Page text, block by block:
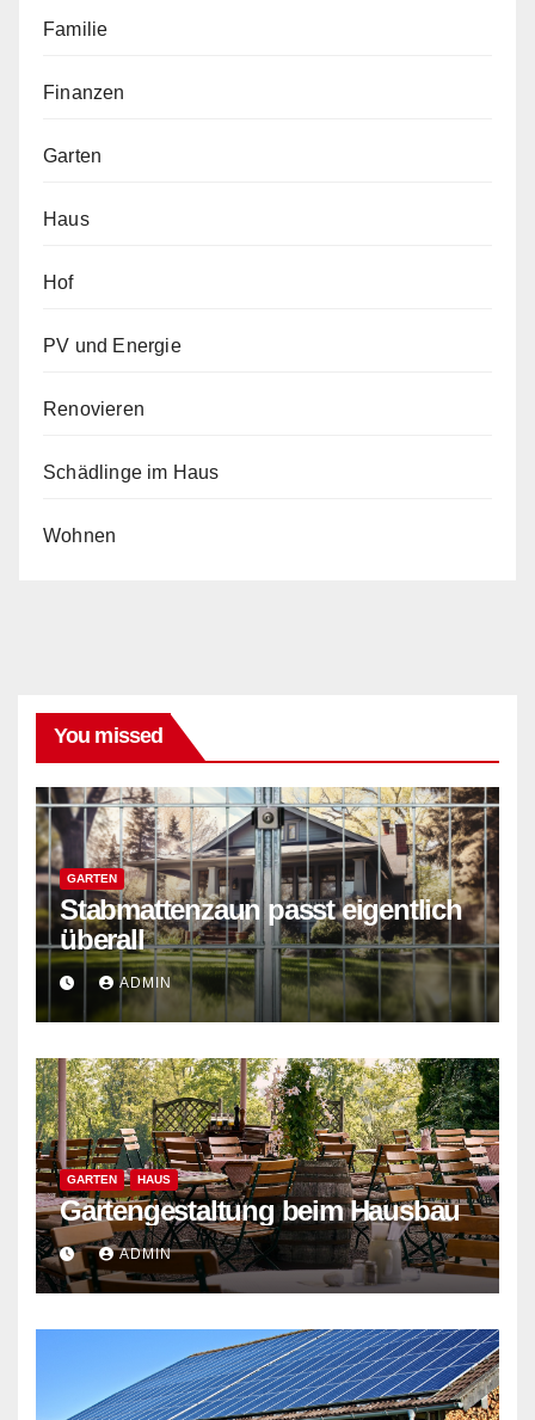
Familie
Finanzen
Garten
Haus
Hof
PV und Energie
Renovieren
Schädlinge im Haus
Wohnen
You missed
GARTEN
Stabmattenzaun passt eigentlich
überall
ADMIN
GARTEN HAUS
Gartengestaltung beim Hausbau
ADMIN